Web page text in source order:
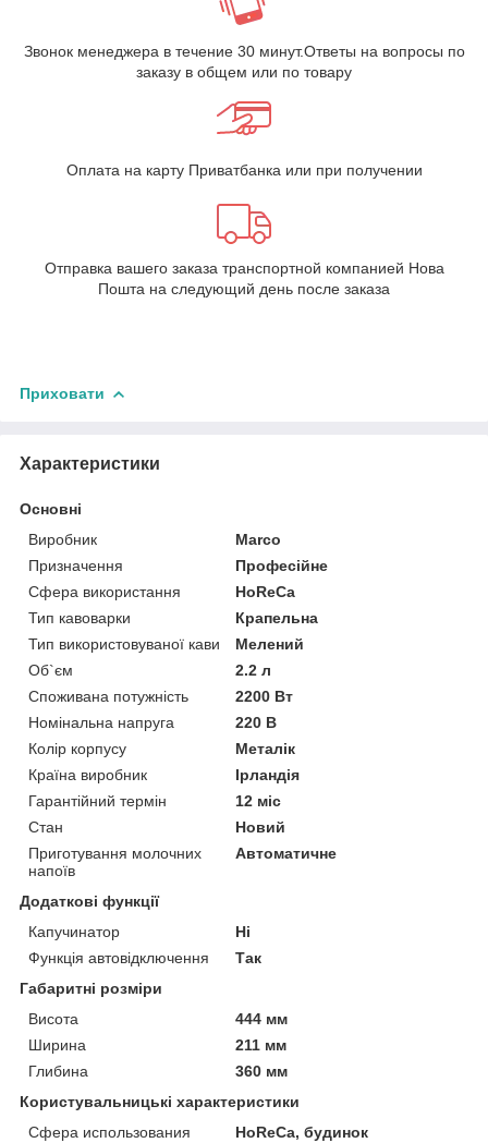
Звонок менеджера в течение 30 минут.Ответы на вопросы по
заказу в общем или по товару
Оплата на карту Приватбанка или при получении
Отправка вашего заказа транспортной компанией Нова
Пошта на следующий день после заказа
Приховати
Характеристики
Основні
Виробник
Marco
Призначення
Професійне
Сфера використання
HoReCa
Тип кавоварки
Крапельна
Тип використовуваної кави
Мелений
Об`єм
2.2 л
Споживана потужність
2200 Вт
Номінальна напруга
220 В
Колір корпусу
Металік
Країна виробник
Ірландія
Гарантійний термін
12 міс
Стан
Новий
Приготування молочних
напоїв
Автоматичне
Додаткові функції
Капучинатор
Ні
Функція автовідключення
Так
Габаритні розміри
Висота
444 мм
Ширина
211 мм
Глибина
360 мм
Користувальницькі характеристики
Сфера использования
HoReCa, будинок